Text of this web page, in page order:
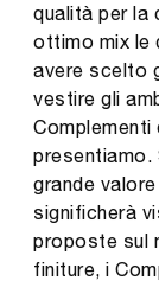
qualità per la
ottimo mix le
avere scelto
vestire gli
presentiamo.
grande
significherà
proposte sul
finiture, i